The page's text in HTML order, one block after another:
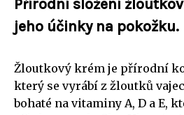
Přírodní složení
jeho účinky na pokožku.
Žloutkový krém je přírodní
který se vyrábí z žloutků
bohaté na vitaminy A, D a E,